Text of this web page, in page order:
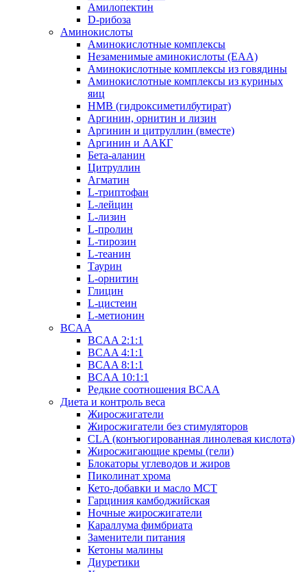
Амилопектин
D-рибоза
Аминокислоты
Аминокислотные комплексы
Незаменимые аминокислоты (EAA)
Аминокислотные комплексы из говядины
Аминокислотные комплексы из куриных
яиц
HMB (гидроксиметилбутират)
Аргинин, орнитин и лизин
Аргинин и цитруллин (вместе)
Аргинин и ААКГ
Бета-аланин
Цитруллин
Агматин
L-триптофан
L-лейцин
L-лизин
L-пролин
L-тирозин
L-теанин
Таурин
L-орнитин
Глицин
L-цистеин
L-метионин
BCAA
BCAA 2:1:1
BCAA 4:1:1
BCAA 8:1:1
BCAA 10:1:1
Редкие соотношения BCAA
Диета и контроль веса
Жиросжигатели
Жиросжигатели без стимуляторов
CLA (конъюгированная линолевая кислота)
Жиросжигающие кремы (гели)
Блокаторы углеводов и жиров
Пиколинат хрома
Кето-добавки и масло МСТ
Гарциния камбоджийская
Ночные жиросжигатели
Караллума фимбриата
Заменители питания
Кетоны малины
Диуретики